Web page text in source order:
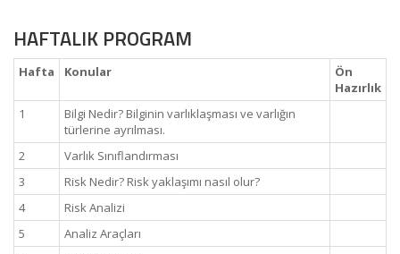
HAFTALIK PROGRAM
Hafta Konular
Ön
Hazırlık
1
Bilgi Nedir? Bilginin varlıklaşması ve varlığın
türlerine ayrılması.
2
Varlık Sınıflandırması
3
Risk Nedir? Risk yaklaşımı nasıl olur?
4
Risk Analizi
5
Analiz Araçları